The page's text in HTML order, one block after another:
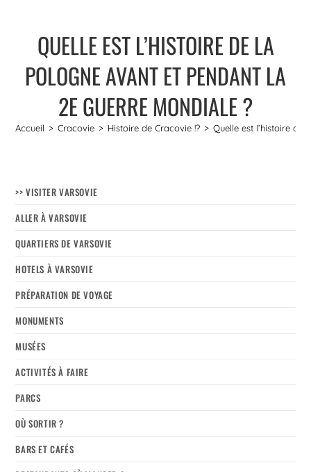
QUELLE EST L’HISTOIRE DE LA
POLOGNE AVANT ET PENDANT LA
2E GUERRE MONDIALE ?
Accueil > Cracovie > Histoire de Cracovie !? > Quelle est l’histoire
>> VISITER VARSOVIE
ALLER À VARSOVIE
QUARTIERS DE VARSOVIE
HOTELS À VARSOVIE
PRÉPARATION DE VOYAGE
MONUMENTS
MUSÉES
ACTIVITÉS À FAIRE
PARCS
OÙ SORTIR ?
BARS ET CAFÉS